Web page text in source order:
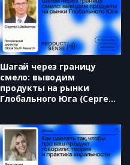
Шагай через границу
смело: выводим
продукты на рынки
Глобального Юга (Сергей